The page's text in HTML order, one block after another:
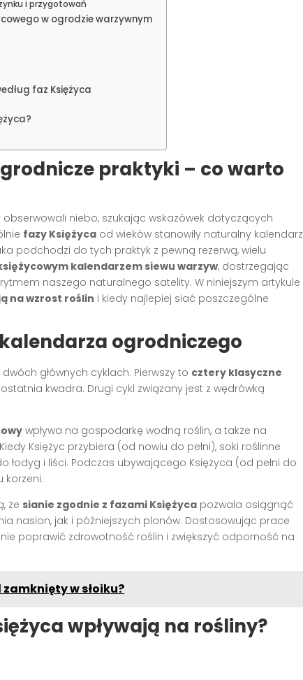
i przygotowań
w ogrodzie warzywnym
faz Księżyca
praktyki – co warto
niebo, szukając wskazówek dotyczących
fazy Księżyca od wieków stanowiły naturalny kalendarz
podchodzi do tych praktyk z pewną rezerwą, wielu
kalendarzem siewu warzyw, dostrzegając
naszego naturalnego satelity. W niniejszym artykule
na wzrost roślin i kiedy najlepiej siać poszczególne
ogrodniczego
głównych cyklach. Pierwszy to cztery klasyczne
kwadra. Drugi cykl związany jest z wędrówką
wpływa na gospodarkę wodną roślin, a także na
Księżyc przybiera (od nowiu do pełni), soki roślinne
łodyg i liści. Podczas ubywającego Księżyca (od pełni do
korzeni.
że sianie zgodnie z fazami Księżyca pozwala osiągnąć
nasion, jak i późniejszych plonów. Dostosowując prace
poprawić zdrowotność roślin i zwiększyć odporność na
w słoiku?
wpływają na rośliny?